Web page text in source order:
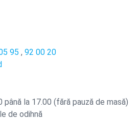
95 , 92 00 20
până la 17.00 (fără pauză de masă)
de odihnă